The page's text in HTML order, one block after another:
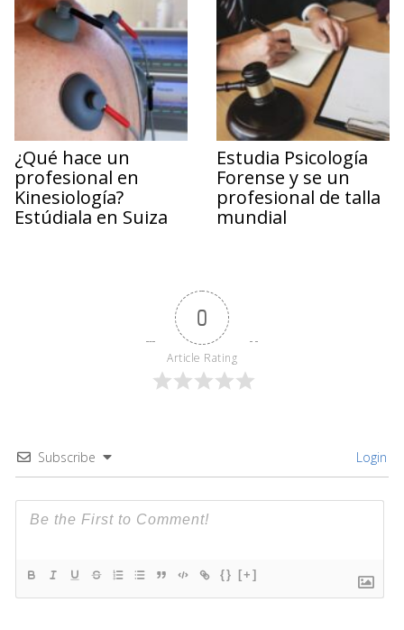
¿Qué hace un
profesional en
Kinesiología?
Estúdiala en Suiza
Estudia Psicología
Forense y se un
profesional de talla
mundial
0
Article Rating
Subscribe Login
{} [+]